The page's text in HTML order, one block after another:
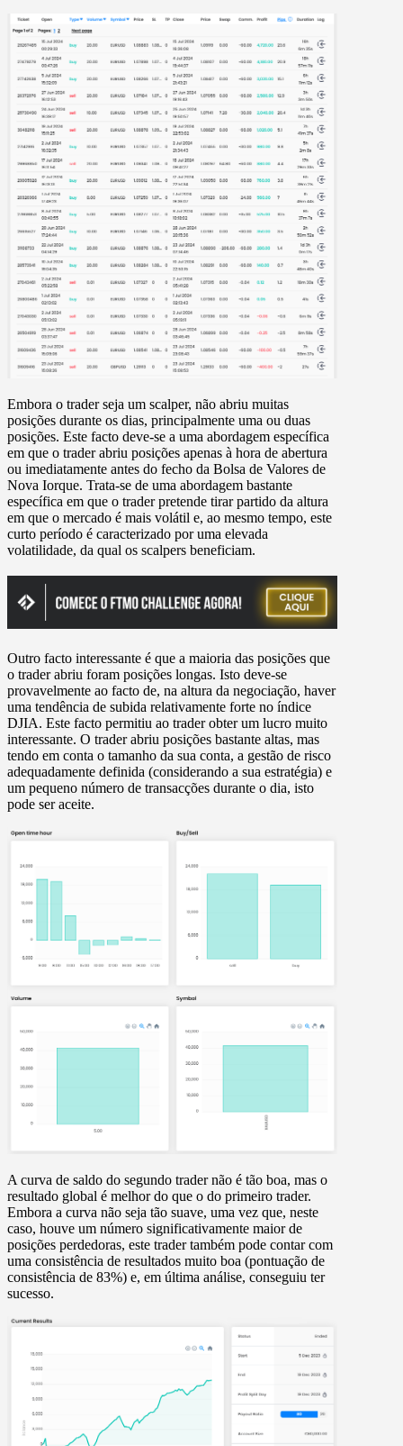
Embora o trader seja um scalper, não abriu muitas
posições durante os dias, principalmente uma ou duas
posições. Este facto deve-se a uma abordagem específica
em que o trader abriu posições apenas à hora de abertura
ou imediatamente antes do fecho da Bolsa de Valores de
Nova Iorque. Trata-se de uma abordagem bastante
específica em que o trader pretende tirar partido da altura
em que o mercado é mais volátil e, ao mesmo tempo, este
curto período é caracterizado por uma elevada
volatilidade, da qual os scalpers beneficiam.
Outro facto interessante é que a maioria das posições que
o trader abriu foram posições longas. Isto deve-se
provavelmente ao facto de, na altura da negociação, haver
uma tendência de subida relativamente forte no índice
DJIA. Este facto permitiu ao trader obter um lucro muito
interessante. O trader abriu posições bastante altas, mas
tendo em conta o tamanho da sua conta, a gestão de risco
adequadamente definida (considerando a sua estratégia) e
um pequeno número de transacções durante o dia, isto
pode ser aceite.
A curva de saldo do segundo trader não é tão boa, mas o
resultado global é melhor do que o do primeiro trader.
Embora a curva não seja tão suave, uma vez que, neste
caso, houve um número significativamente maior de
posições perdedoras, este trader também pode contar com
uma consistência de resultados muito boa (pontuação de
consistência de 83%) e, em última análise, conseguiu ter
sucesso.